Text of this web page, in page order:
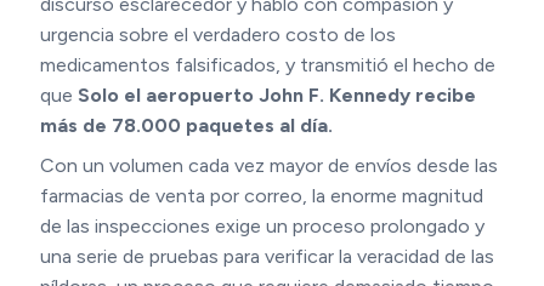
discurso esclarecedor y habló con compasión y
urgencia sobre el verdadero costo de los
medicamentos falsificados, y transmitió el hecho de
que Solo el aeropuerto John F. Kennedy recibe
más de 78.000 paquetes al día.
Con un volumen cada vez mayor de envíos desde las
farmacias de venta por correo, la enorme magnitud
de las inspecciones exige un proceso prolongado y
una serie de pruebas para verificar la veracidad de las